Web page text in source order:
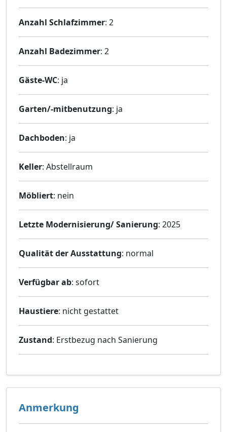
Anzahl Schlafzimmer: 2
Anzahl Badezimmer: 2
Gäste-WC: ja
Garten/-mitbenutzung: ja
Dachboden: ja
Keller: Abstellraum
Möbliert: nein
Letzte Modernisierung/ Sanierung: 2025
Qualität der Ausstattung: normal
Verfügbar ab: sofort
Haustiere: nicht gestattet
Zustand: Erstbezug nach Sanierung
Anmerkung